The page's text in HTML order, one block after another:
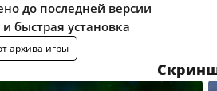
до последней версии
быстрая установка
архива игры